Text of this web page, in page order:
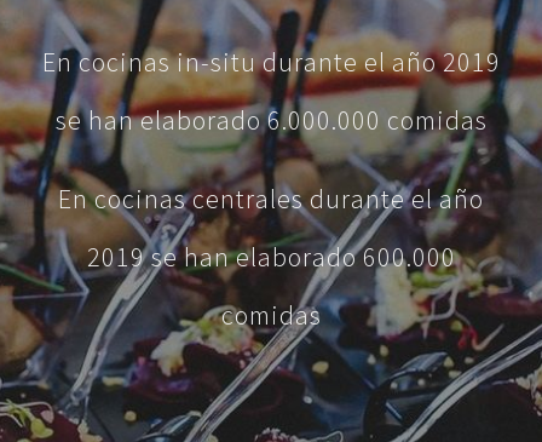
En cocinas in-situ durante el año 2019
se han elaborado 6.000.000 comidas
En cocinas centrales durante el año
2019 se han elaborado 600.000
comidas